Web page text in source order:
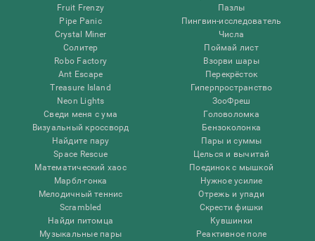
Fruit Frenzy
Pipe Panic
Crystal Miner
Солитер
Robo Factory
Ant Escape
Treasure Island
Neon Lights
Сведи меня с ума
Визуальный кроссворд
Найдите пару
Space Rescue
Математический хаос
Марбл-гонка
Мелодичный теннис
Scrambled
Найди питомца
Музыкальные пары
Пазлы
Пингвин-исследователь
Числа
Поймай лист
Взорви шары
Перекрёсток
Гиперпространство
ЗооФреш
Головоломка
Бензоколонка
Пары и суммы
Целься и вычитай
Поединок с мышкой
Нужное усилие
Отрежь и упади
Скрести фишки
Кувшинки
Реактивное поле